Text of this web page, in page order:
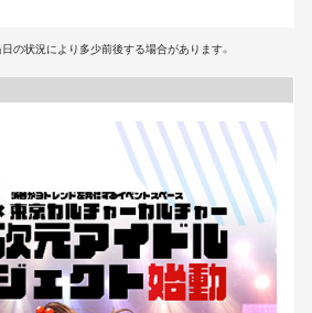
の状況により多少前後する場合があります。